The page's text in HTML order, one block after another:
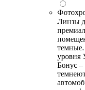
Линзы
темные.
уровня
Бонус –